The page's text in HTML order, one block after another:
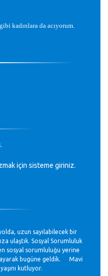
yolda, uzun sayılabilecek bir
ulaştık. Sosyal Sorumluluk
sosyal sorumluluğu yerine
bugüne geldik. Mavi
kutluyor.
kadınlara da acıyorum.
için sisteme giriniz.